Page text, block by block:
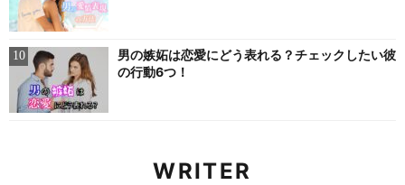
男の嫉妬は恋愛にどう表れる？チェックしたい彼
の行動6つ！
WRITER